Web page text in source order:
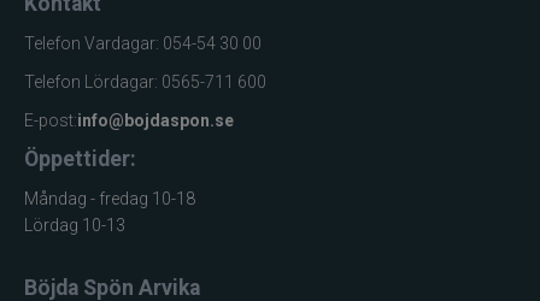
Telefon Vardagar: 054-54 30 00
Telefon Lördagar: 0565-711 600
E-post:info@bojdaspon.se
Öppettider:
Måndag - fredag 10-18
Lördag 10-13
Böjda Spön Arvika